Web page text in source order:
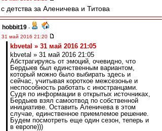
с детства за Аленичева и Титова
hobbit19 -
31 май 2016 21:20
kbvetal » 31 май 2016 21:05
kbvetal » 31 май 2016 21:05
Абстрагируясь от эмоций, очевидно, что
Бердыев был единственным вариантом,
который можно было выбирать здесь и
сейчас, учитывая короткое межсезонье и
неспособность работать с иностранцами.
Судя по информации в открытых источниках,
Бердыев взял самоотвод по собственной
инициативе. Оставить Аленичева в этом
случае, единственное приемлемое решение.
Будем посмотреть еще один сезон, теперь и
в европе)))